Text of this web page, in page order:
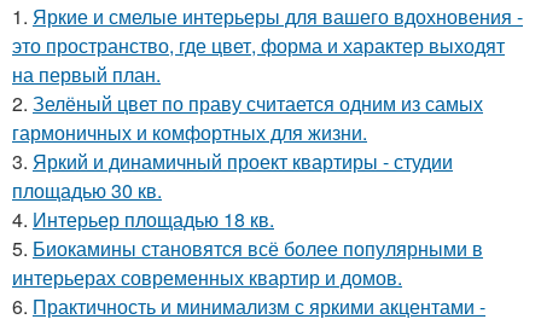
1. Яркие и смелые интерьеры для вашего вдохновения -
это пространство, где цвет, форма и характер выходят
на первый план.
2. Зелёный цвет по праву считается одним из самых
гармоничных и комфортных для жизни.
3. Яркий и динамичный проект квартиры - студии
площадью 30 кв.
4. Интерьер площадью 18 кв.
5. Биокамины становятся всё более популярными в
интерьерах современных квартир и домов.
6. Практичность и минимализм с яркими акцентами -